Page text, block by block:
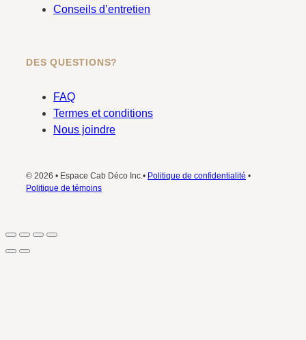
Conseils d’entretien
DES QUESTIONS?
FAQ
Termes et conditions
Nous joindre
© 2026 • Espace Cab Déco Inc.• Politique de confidentialité •
Politique de témoins